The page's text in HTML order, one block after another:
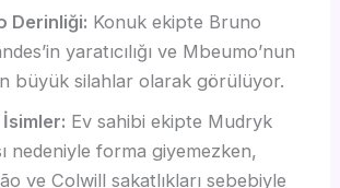
Derinliği: Konuk ekipte Bruno
yaratıcılığı ve Mbeumo’nun
büyük silahlar olarak görülüyor.
İsimler: Ev sahibi ekipte Mudryk
nedeniyle forma giyemezken,
ve Colwill sakatlıkları sebebiyle